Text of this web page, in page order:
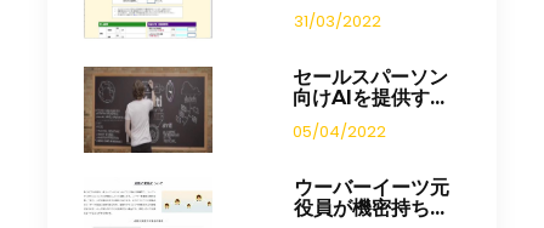
31/03/2022
セールスパーソン
向けAIを提供す...
05/04/2022
ウーバーイーツ元
役員が機密持ち...